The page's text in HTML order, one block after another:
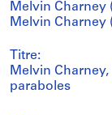
Melvin Charney
Melvin Charney
Titre:
Melvin
paraboles